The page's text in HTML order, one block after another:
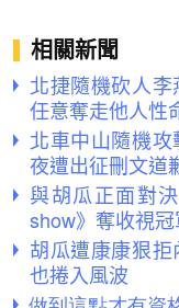
相關新聞
北捷隨機砍人
任意奪走他人性
北車中山隨機
夜遭出征刪文道
與胡瓜正面對
show》奪收視冠
胡瓜遭康康狠
也捲入風波